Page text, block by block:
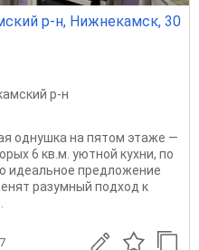
р-н, Нижнекамск, 30
р-н
однушка на пятом этаже —
6 кв.м. уютной кухни, по
идеальное предложение
разумный подход к